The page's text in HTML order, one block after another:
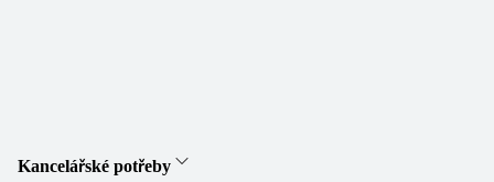
Kancelářské potřeby